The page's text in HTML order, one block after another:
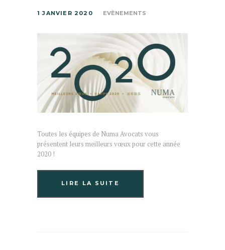
1 JANVIER 2020 EVÈNEMENTS
Toutes les équipes de Numa Avocats vous
présentent leurs meilleurs vœux pour cette année
2020 !
LIRE LA SUITE